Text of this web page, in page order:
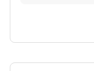
Teinte de